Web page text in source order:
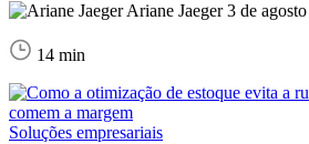
Ariane Jaeger3 de
14 min
Soluções empresariais